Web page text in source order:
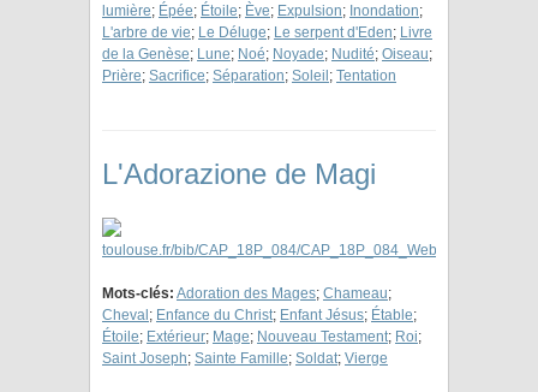
lumière; Épée; Étoile; Ève; Expulsion; Inondation;
L'arbre de vie; Le Déluge; Le serpent d'Eden; Livre
de la Genèse; Lune; Noé; Noyade; Nudité; Oiseau;
Prière; Sacrifice; Séparation; Soleil ; Tentation
L'Adorazione de Magi
Mots-clés: Adoration des Mages; Chameau;
Cheval ; Enfance du Christ; Enfant Jésus; Étable;
Étoile; Extérieur; Mage; Nouveau Testament; Roi;
Saint Joseph; Sainte Famille; Soldat; Vierge